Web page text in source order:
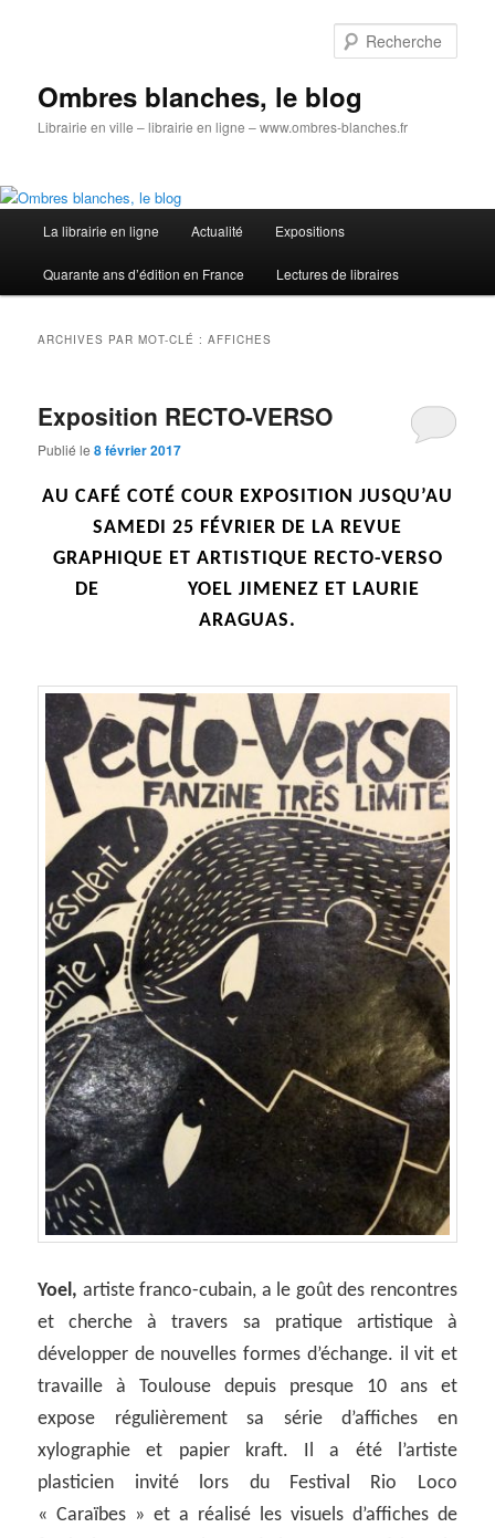
Ombres blanches, le blog
Librairie en ville – librairie en ligne – www.ombres-blanches.fr
principal
La librairie en ligne Actualité Expositions
Quarante ans d’édition en France Lectures de libraires
ARCHIVES PAR MOT-CLÉ :AFFICHES
Exposition RECTO-VERSO
Publié le8 février 2017
AU CAFÉ COTÉ COUR EXPOSITION JUSQU’AU
SAMEDI 25 FÉVRIER DE LA REVUE
GRAPHIQUE ET ARTISTIQUE RECTO-VERSO
DE YOEL JIMENEZ ET LAURIE
ARAGUAS.
Yoel, artiste franco-cubain, a le goût des rencontres
et cherche à travers sa pratique artistique à
développer de nouvelles formes d’échange. il vit et
travaille à Toulouse depuis presque 10 ans et
expose régulièrement sa série d’affiches en
xylographie et papier kraft. Il a été l’artiste
plasticien invité lors du Festival Rio Loco
« Caraïbes » et a réalisé les visuels d’affiches de